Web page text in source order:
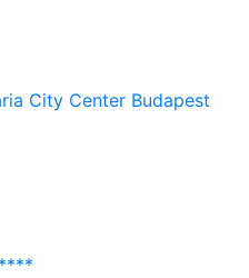
City Center Budapest